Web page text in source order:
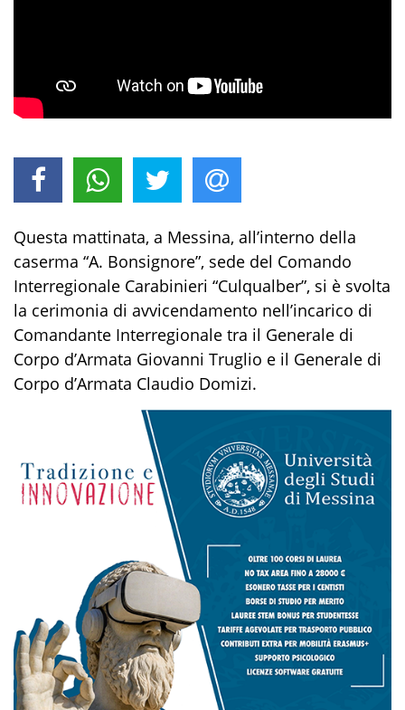
Questa mattinata, a Messina, all’interno della
caserma “A. Bonsignore”, sede del Comando
Interregionale Carabinieri “Culqualber”, si è svolta
la cerimonia di avvicendamento nell’incarico di
Comandante Interregionale tra il Generale di
Corpo d’Armata Giovanni Truglio e il Generale di
Corpo d’Armata Claudio Domizi.